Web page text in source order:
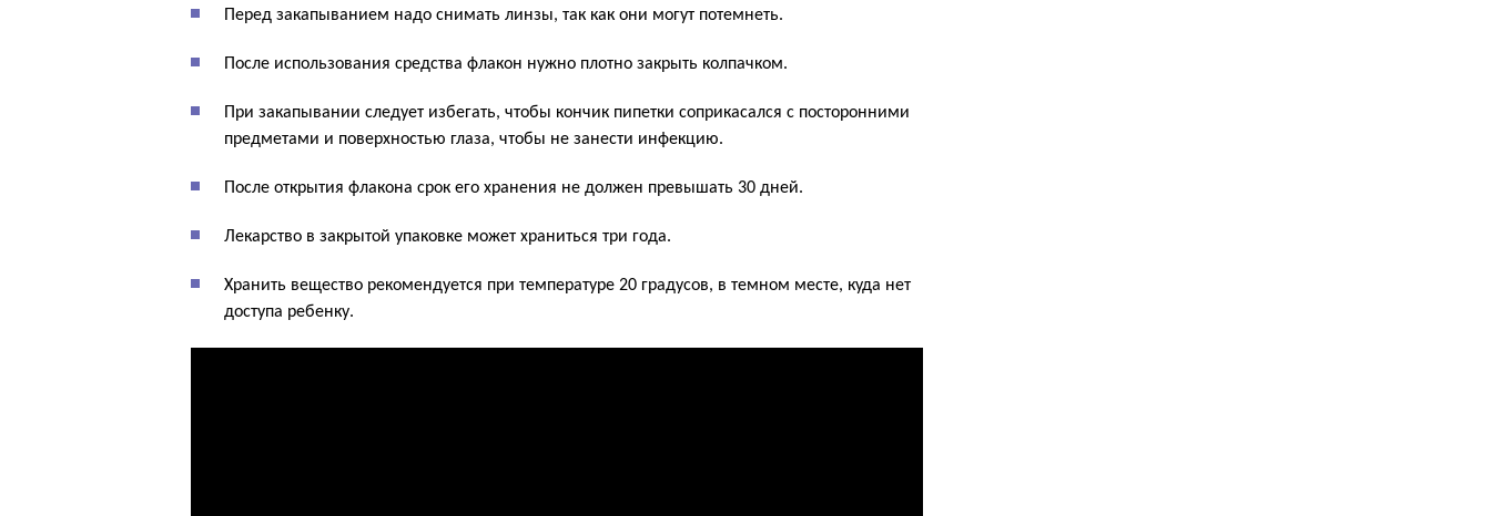
Перед закапыванием надо снимать линзы, так как они могут потемнеть.
После использования средства флакон нужно плотно закрыть колпачком.
При закапывании следует избегать, чтобы кончик пипетки соприкасался с посторонними
предметами и поверхностью глаза, чтобы не занести инфекцию.
После открытия флакона срок его хранения не должен превышать 30 дней.
Лекарство в закрытой упаковке может храниться три года.
Хранить вещество рекомендуется при температуре 20 градусов, в темном месте, куда нет
доступа ребенку.